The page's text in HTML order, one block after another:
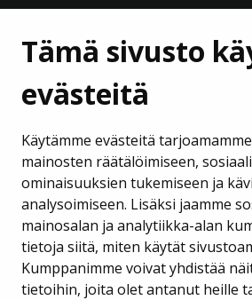
Tämä sivusto
evästeitä
Käytämme evästeitä
mainosten räätälöimiseen,
ominaisuuksien tukemiseen ja
analysoimiseen. Lisäksi jaamme
mainosalan ja analytiikka-alan
tietoja siitä, miten käytät
Kumppanimme voivat yhdistää
tietoihin, joita olet antanut heille
Lempäälän Kehitys Oy
Puh. 040 133 7420
business@lempaala.fi
www.businesslempaala.fi
Tilaa uutiskirje